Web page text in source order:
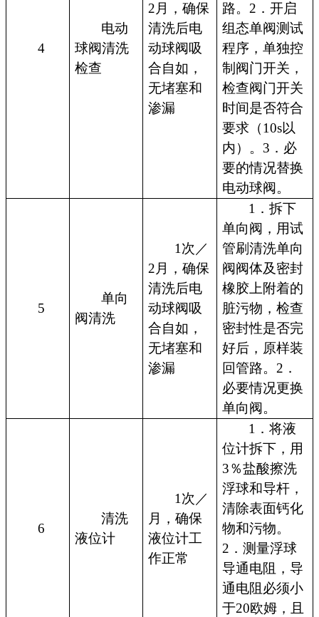
4
电动
球阀清洗
检查
2月，确保
清洗后电
动球阀吸
合自如，
无堵塞和
渗漏
路。2．开启
组态单阀测试
程序，单独控
制阀门开关，
检查阀门开关
时间是否符合
要求（10s以
内）。3．必
要的情况替换
电动球阀。
5
单向
阀清洗
1次／
2月，确保
清洗后电
动球阀吸
合自如，
无堵塞和
渗漏
1．拆下
单向阀，用试
管刷清洗单向
阀阀体及密封
橡胶上附着的
脏污物，检查
密封性是否完
好后，原样装
回管路。2．
必要情况更换
单向阀。
6
清洗
液位计
1次／
月，确保
液位计工
作正常
1．将液
位计拆下，用
3％盐酸擦洗
浮球和导杆，
清除表面钙化
物和污物。
2．测量浮球
导通电阻，导
通电阻必须小
于20欧姆，且